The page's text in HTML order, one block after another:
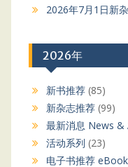
2026年7月1日新
2026年
新书推荐(85)
新杂志推荐(99)
最新消息 News &
活动系列 (23)
电子书推荐 eBook